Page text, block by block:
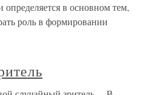
в основном тем,
роль в формировании